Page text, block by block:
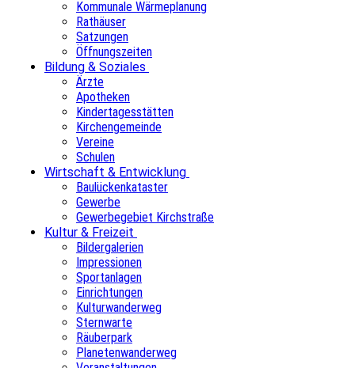
Kommunale Wärmeplanung
Rathäuser
Satzungen
Öffnungszeiten
Bildung & Soziales
Ärzte
Apotheken
Kindertagesstätten
Kirchengemeinde
Vereine
Schulen
Wirtschaft & Entwicklung
Baulückenkataster
Gewerbe
Gewerbegebiet Kirchstraße
Kultur & Freizeit
Bildergalerien
Impressionen
Sportanlagen
Einrichtungen
Kulturwanderweg
Sternwarte
Räuberpark
Planetenwanderweg